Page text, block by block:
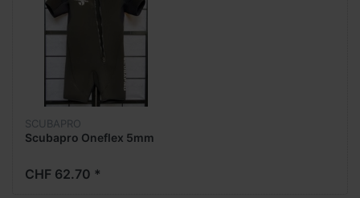
SCUBAPRO
Scubapro Oneflex 5mm
CHF 62.70 *